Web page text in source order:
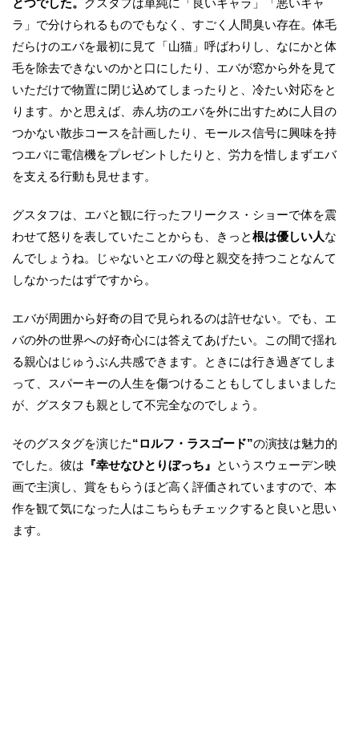
ラ」で分けられるものでもなく、すごく人間臭い存在。体毛
だらけのエバを最初に見て「山猫」呼ばわりし、なにかと体
毛を除去できないのかと口にしたり、エバが窓から外を見て
いただけで物置に閉じ込めてしまったりと、冷たい対応をと
ります。かと思えば、赤ん坊のエバを外に出すために人目の
つかない散歩コースを計画したり、モールス信号に興味を持
つエバに電信機をプレゼントしたりと、労力を惜しまずエバ
を支える行動も見せます。
グスタフは、エバと観に行ったフリークス・ショーで体を震
わせて怒りを表していたことからも、きっと根は優しい人な
んでしょうね。じゃないとエバの母と親交を持つことなんて
しなかったはずですから。
エバが周囲から好奇の目で見られるのは許せない。でも、エ
バの外の世界への好奇心には答えてあげたい。この間で揺れ
る親心はじゅうぶん共感できます。ときには行き過ぎてしま
って、スパーキーの人生を傷つけることもしてしまいました
が、グスタフも親として不完全なのでしょう。
そのグスタグを演じた“ロルフ・ラスゴード”の演技は魅力的
でした。彼は 『幸せなひとりぼっち』 というスウェーデン映
画で主演し、賞をもらうほど高く評価されていますので、本
作を観て気になった人はこちらもチェックすると良いと思い
ます。